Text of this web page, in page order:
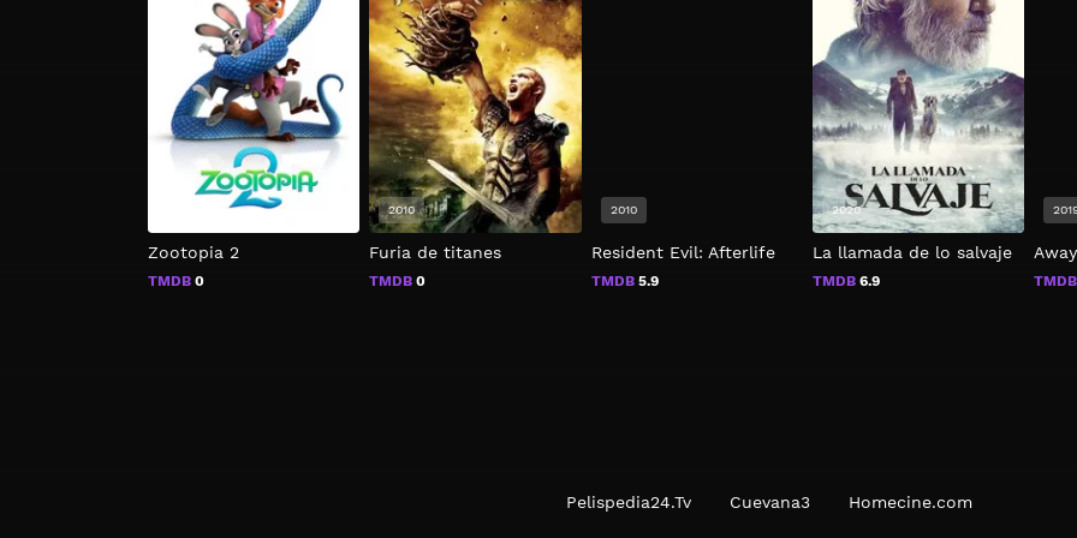
Zootopia 2
TMDB 0
Furia de titanes
TMDB 0
2010
Resident Evil: Afterlife
TMDB5.9
2010
La llamada de lo salvaje
TMDB6.9
2020
Away
TMDB
Pelispedia24.Tv Cuevana3 Homecine.com